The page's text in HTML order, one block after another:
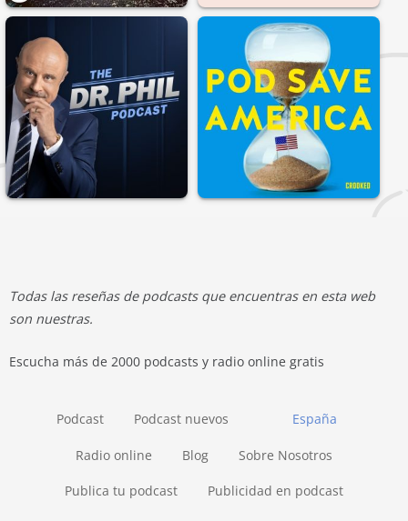
Todas las reseñas de podcasts que encuentras en esta web
son nuestras.
Escucha más de 2000 podcasts y radio online gratis
España
Podcast Podcast nuevos
Radio online Blog Sobre Nosotros
Publica tu podcast Publicidad en podcast